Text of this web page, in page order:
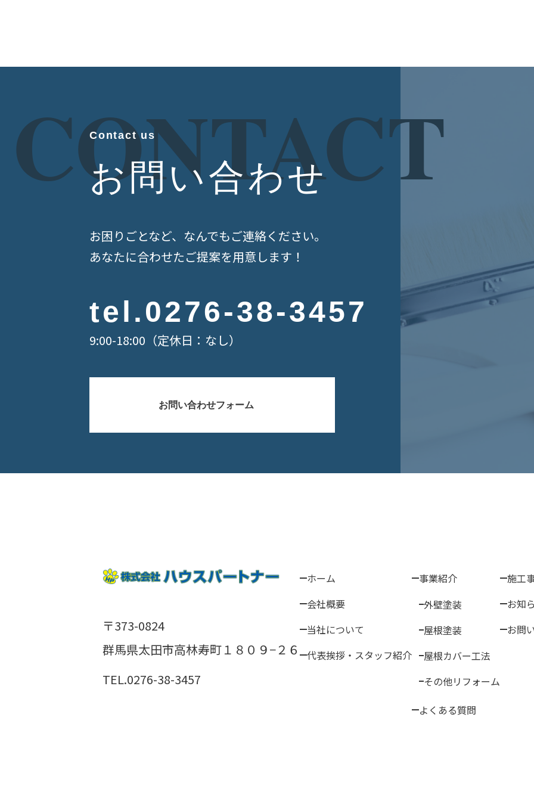
CONTACT
Contact us
お問い合わせ
お困りごとなど、なんでもご連絡ください。
あなたに合わせたご提案を用意します！
tel.0276-38-3457
9:00-18:00（定休日：なし）
お問い合わせフォーム
〒373-0824
群馬県太田市高林寿町１８０９−２６
TEL.0276-38-3457
ホーム
会社概要
当社について
代表挨拶・スタッフ紹介
事業紹介
外壁塗装
屋根塗装
屋根カバー工法
その他リフォーム
よくある質問
施工
お知
お問